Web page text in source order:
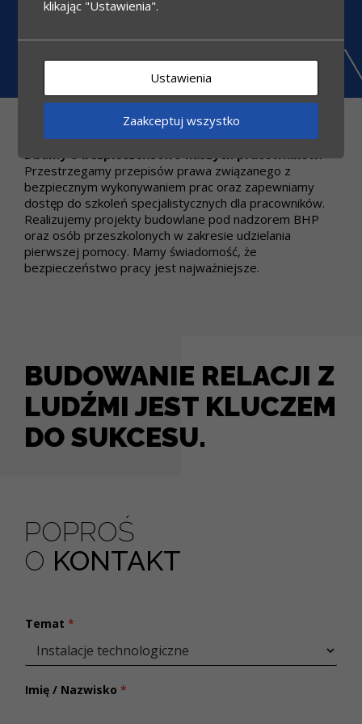
pracy na każdej płaszczyźnie.
Dbamy o bezpieczeństwo naszych pracowników.
Przestrzegamy przepisów prawa związanego z
bezpiecznym wykonywaniem prac oraz zapewniamy
dostęp do szkoleń specjalistycznych dla pracowników.
Realizujemy projekty budowlane pod nadzorem BHP
oraz osób przeszkolonych w zakresie udzielania
pierwszej pomocy. Mamy świadomość, że
bezpieczeństwo pracy jest najważniejsze.
BUDOWANIE RELACJI Z
LUDŹMI JEST KLUCZEM
DO SUKCESU.
POPROŚ
O KONTAKT
Temat *
Imię / Nazwisko *
klikając "Ustawienia".
Ustawienia
Zaakceptuj wszystko